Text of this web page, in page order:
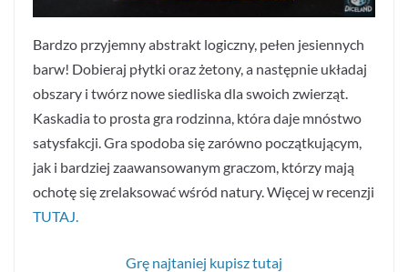
Bardzo przyjemny abstrakt logiczny, pełen jesiennych
barw! Dobieraj płytki oraz żetony, a następnie układaj
obszary i twórz nowe siedliska dla swoich zwierząt.
Kaskadia to prosta gra rodzinna, która daje mnóstwo
satysfakcji. Gra spodoba się zarówno początkującym,
jak i bardziej zaawansowanym graczom, którzy mają
ochotę się zrelaksować wśród natury. Więcej w recenzji
TUTAJ.
Grę najtaniej kupisz tutaj